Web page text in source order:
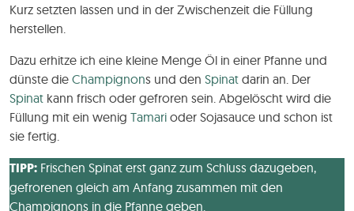
Kurz setzten lassen und in der Zwischenzeit die Füllung
herstellen.
Dazu erhitze ich eine kleine Menge Öl in einer Pfanne und
dünste die Champignons und den Spinat darin an. Der
Spinat kann frisch oder gefroren sein. Abgelöscht wird die
Füllung mit ein wenig Tamari oder Sojasauce und schon ist
sie fertig.
TIPP: Frischen Spinat erst ganz zum Schluss dazugeben,
gefrorenen gleich am Anfang zusammen mit den
Champignons in die Pfanne geben.